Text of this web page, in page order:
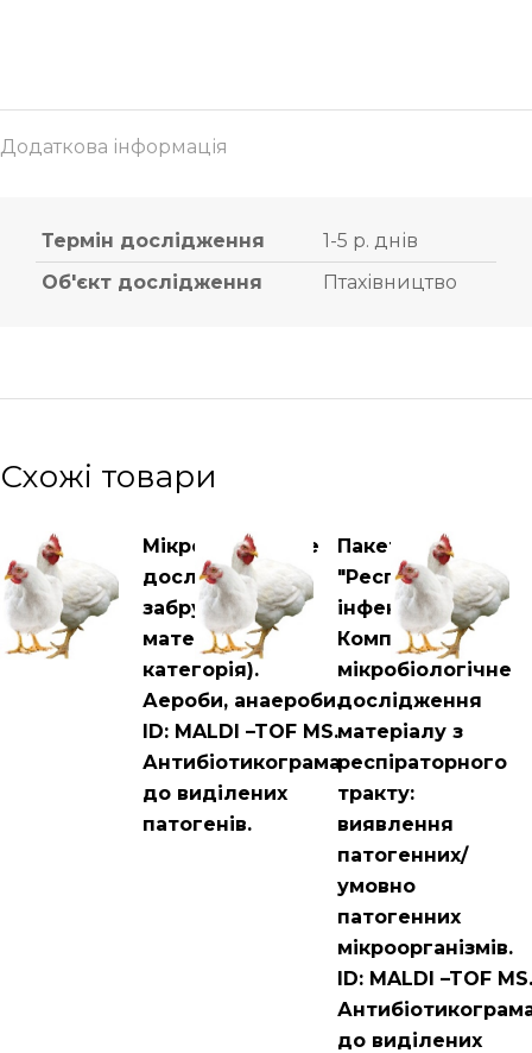
Додаткова інформація
Термін дослідження
1-5 р. днів
Об'єкт дослідження
Птахівництво
Схожі товари
Мікробіологічне
дослідження
забрудненого
матеріалу (ІІІ
категорія).
Аероби, анаероби.
ID: MALDI –TOF MS.
Антибіотикограма
до виділених
патогенів.
Пакет
"Респіраторні
інфекції".
Комплексне
мікробіологічне
дослідження
матеріалу з
респіраторного
тракту:
виявлення
патогенних/
умовно
патогенних
мікроорганізмів.
ID: MALDI –TOF
до виділених